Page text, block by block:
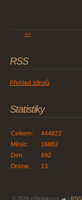
<<
RSS
Přehled zdrojů
Statistiky
Online: 13
Celkem:
444822
Měsíc:
16862
Den:
892
© 2026 eStránky.cz RSS